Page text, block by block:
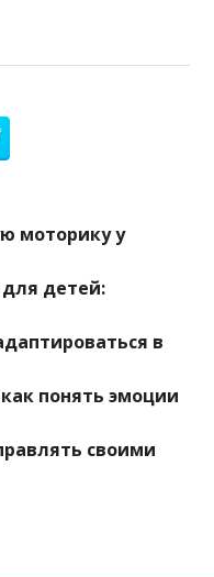
моторику у
детей:
в
понять эмоции
своими